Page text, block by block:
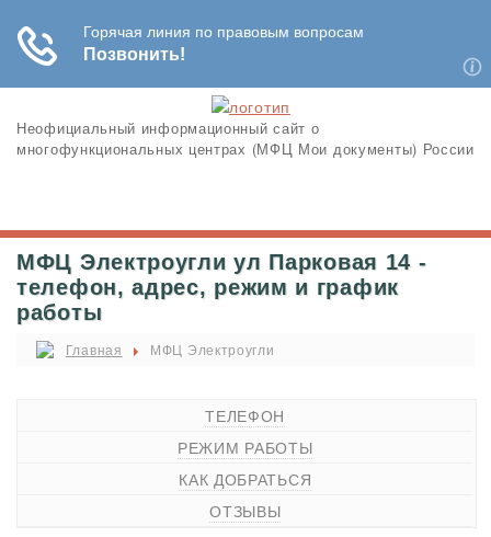
Неофициальный информационный сайт о
многофункциональных центрах (МФЦ Мои документы) России
МФЦ Электроугли ул Парковая 14 -
телефон, адрес, режим и график
работы
Главная МФЦ Электроугли
ТЕЛЕФОН
РЕЖИМ РАБОТЫ
КАК ДОБРАТЬСЯ
ОТЗЫВЫ